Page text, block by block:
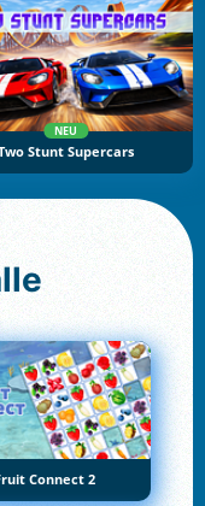
NEU
Stunt Supercars
Connect 2